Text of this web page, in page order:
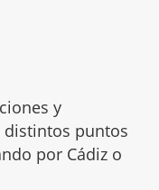
y
distintos puntos
por Cádiz o